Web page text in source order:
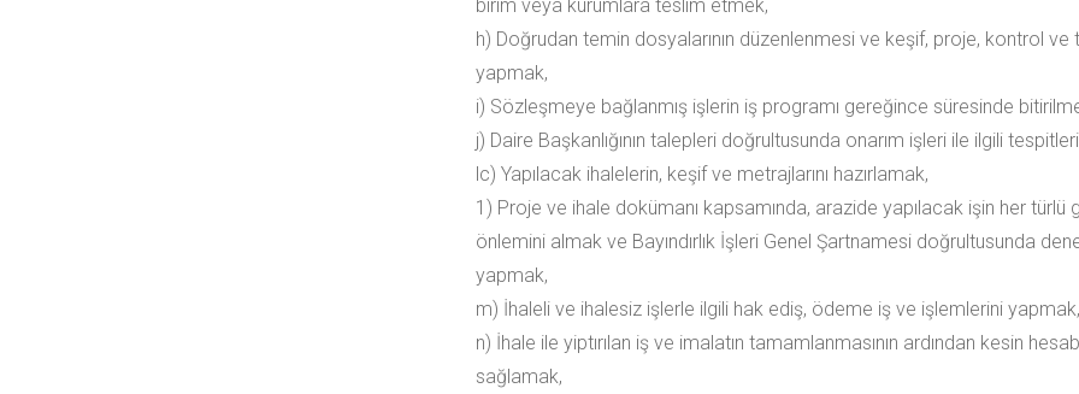
birim veya kurumlara teslim etmek,
h) Doğrudan temin dosyalarının düzenlenmesi ve keşif, proje, kontrol ve
yapmak,
i) Sözleşmeye bağlanmış işlerin iş programı gereğince süresinde
j) Daire Başkanlığının talepleri doğrultusunda onarım işleri ile ilgili
lc) Yapılacak ihalelerin, keşif ve metrajlarını hazırlamak,
1) Proje ve ihale dokümanı kapsamında, arazide yapılacak işin her türlü
önlemini almak ve Bayındırlık İşleri Genel Şartnamesi doğrultusunda
yapmak,
m) İhaleli ve ihalesiz işlerle ilgili hak ediş, ödeme iş ve işlemlerini yapmak,
n) İhale ile yiptırılan iş ve imalatın tamamlanmasının ardından kesin
sağlamak,